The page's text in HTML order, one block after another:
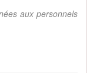
aux personnels